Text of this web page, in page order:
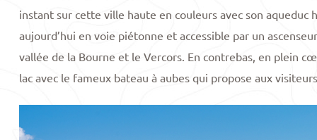
instant sur cette ville haute en couleurs avec son
aujourd’hui en voie piétonne et accessible par un
vallée de la Bourne et le Vercors. En contrebas, en plein
lac avec le fameux bateau à aubes qui propose aux